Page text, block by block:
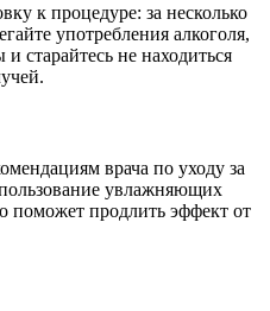
к процедуре: за несколько
употребления алкоголя,
старайтесь не находиться
врача по уходу за
увлажняющих
поможет продлить эффект от